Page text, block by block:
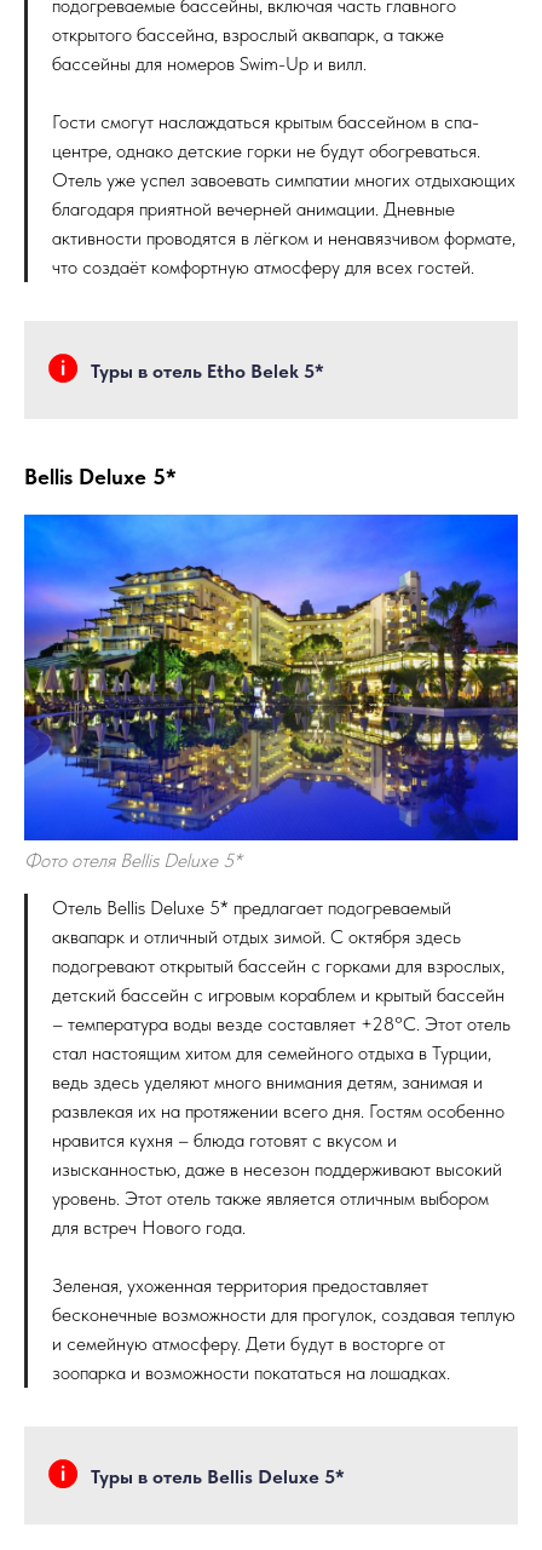
подогреваемые бассейны, включая часть главного
открытого бассейна, взрослый аквапарк, а также
бассейны для номеров Swim-Up и вилл.
Гости смогут наслаждаться крытым бассейном в спа-
центре, однако детские горки не будут обогреваться.
Отель уже успел завоевать симпатии многих отдыхающих
благодаря приятной вечерней анимации. Дневные
активности проводятся в лёгком и ненавязчивом формате,
что создаёт комфортную атмосферу для всех гостей.
Туры в отель Etho Belek 5*
Bellis Deluxe 5*
Фото отеля Bellis Deluxe 5*
Отель Bellis Deluxe 5* предлагает подогреваемый
аквапарк и отличный отдых зимой. С октября здесь
подогревают открытый бассейн с горками для взрослых,
детский бассейн с игровым кораблем и крытый бассейн
– температура воды везде составляет +28°C. Этот отель
стал настоящим хитом для семейного отдыха в Турции,
ведь здесь уделяют много внимания детям, занимая и
развлекая их на протяжении всего дня. Гостям особенно
нравится кухня – блюда готовят с вкусом и
изысканностью, даже в несезон поддерживают высокий
уровень. Этот отель также является отличным выбором
для встреч Нового года.
Зеленая, ухоженная территория предоставляет
бесконечные возможности для прогулок, создавая теплую
и семейную атмосферу. Дети будут в восторге от
зоопарка и возможности покататься на лошадках.
Туры в отель Bellis Deluxe 5*